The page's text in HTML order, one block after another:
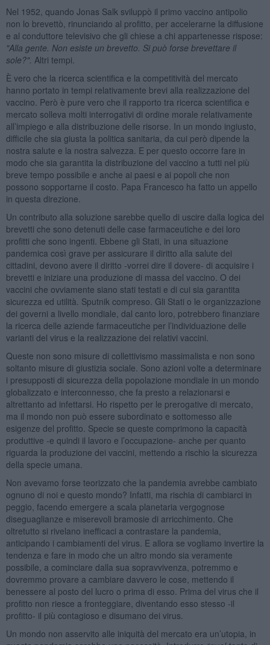
Nel 1952, quando Jonas Salk sviluppò il primo vaccino antipolio
non lo brevettò, rinunciando al profitto, per accelerarne la diffusione
e al conduttore televisivo che gli chiese a chi appartenesse rispose:
"Alla gente. Non esiste un brevetto. Si può forse brevettare il
sole?". Altri tempi.
È vero che la ricerca scientifica e la competitività del mercato
hanno portato in tempi relativamente brevi alla realizzazione del
vaccino. Però è pure vero che il rapporto tra ricerca scientifica e
mercato solleva molti interrogativi di ordine morale relativamente
all’impiego e alla distribuzione delle risorse. In un mondo ingiusto,
difficile che sia giusta la politica sanitaria, da cui però dipende la
nostra salute e la nostra salvezza. E per questo occorre fare in
modo che sia garantita la distribuzione del vaccino a tutti nel più
breve tempo possibile e anche ai paesi e ai popoli che non
possono sopportarne il costo. Papa Francesco ha fatto un appello
in questa direzione.
Un contributo alla soluzione sarebbe quello di uscire dalla logica dei
brevetti che sono detenuti delle case farmaceutiche e dei loro
profitti che sono ingenti. Ebbene gli Stati, in una situazione
pandemica così grave per assicurare il diritto alla salute dei
cittadini, devono avere il diritto -vorrei dire il dovere- di acquisire i
brevetti e iniziare una produzione di massa del vaccino. O dei
vaccini che ovviamente siano stati testati e di cui sia garantita
sicurezza ed utilità. Sputnik compreso. Gli Stati o le organizzazione
dei governi a livello mondiale, dal canto loro, potrebbero finanziare
la ricerca delle aziende farmaceutiche per l’individuazione delle
varianti del virus e la realizzazione dei relativi vaccini.
Queste non sono misure di collettivismo massimalista e non sono
soltanto misure di giustizia sociale. Sono azioni volte a determinare
i presupposti di sicurezza della popolazione mondiale in un mondo
globalizzato e interconnesso, che fa presto a relazionarsi e
altrettanto ad infettarsi. Ho rispetto per le prerogative di mercato,
ma il mondo non può essere subordinato e sottomesso alle
esigenze del profitto. Specie se queste comprimono la capacità
produttive -e quindi il lavoro e l’occupazione- anche per quanto
riguarda la produzione dei vaccini, mettendo a rischio la sicurezza
della specie umana.
Non avevamo forse teorizzato che la pandemia avrebbe cambiato
ognuno di noi e questo mondo? Infatti, ma rischia di cambiarci in
peggio, facendo emergere a scala planetaria vergognose
diseguaglianze e miserevoli bramosie di arricchimento. Che
oltretutto si rivelano inefficaci a contrastare la pandemia,
anticipando i cambiamenti del virus. E allora se vogliamo invertire la
tendenza e fare in modo che un altro mondo sia veramente
possibile, a cominciare dalla sua sopravvivenza, potremmo e
dovremmo provare a cambiare davvero le cose, mettendo il
benessere al posto del lucro o prima di esso. Prima del virus che il
profitto non riesce a fronteggiare, diventando esso stesso -il
profitto- il più contagioso e disumano dei virus.
Un mondo non asservito alle iniquità del mercato era un’utopia, in